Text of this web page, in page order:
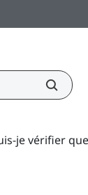
je vérifier